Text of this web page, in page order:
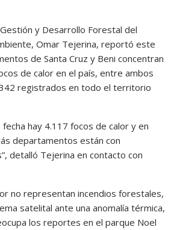
y Desarrollo Forestal del
Omar Tejerina, reportó este
de Santa Cruz y Beni concentran
de calor en el país, entre ambos
registrados en todo el territorio
fecha hay 4.117 focos de calor y en
departamentos están con
detalló Tejerina en contacto con
no representan incendios forestales,
satelital ante una anomalía térmica,
los reportes en el parque Noel